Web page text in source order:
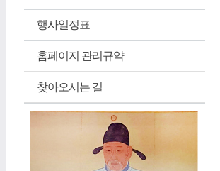
행사일정표
홈페이지 관리규약
찾아오시는 길